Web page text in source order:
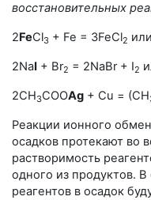
восстановительных
2FeCl3 + Fe = 3FeCl2
2NaI + Br2 = 2NaBr + I2
2CH3COOAg + Cu = (CH
Реакции ионного
осадков протекают во
растворимость
одного из продуктов.
реагентов в осадок